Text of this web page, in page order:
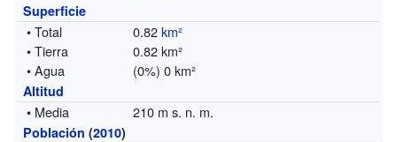
Superficie
• Total 0.82km²
• Tierra
0.82 km²
• Agua
(0%) 0 km²
Altitud
• Media 210 m s. n. m.
Población (2010)